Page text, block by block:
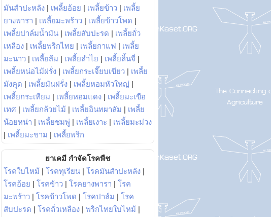
มันสำปะหลัง | เพลี้ยอ้อย | เพลี้ยข้าว | เพลี้ย
ยางพารา | เพลี้ยมะพร้าว | เพลี้ยข้าวโพด |
เพลี้ยปาล์มน้ำมัน | เพลี้ยสับปะรด | เพลี้ยถั่ว
เหลือง | เพลี้ยพริกไทย | เพลี้ยกาแฟ | เพลี้ย
มะนาว | เพลี้ยส้ม | เพลี้ยลำไย | เพลี้ยลิ้นจี่ |
เพลี้ยหน่อไม้ฝรั่ง | เพลี้ยกระเจี๊ยบเขียว | เพลี้ย
มังคุด | เพลี้ยมันฝรั่ง | เพลี้ยหอมหัวใหญ่ |
เพลี้ยกระเทียม | เพลี้ยหอมแดง | เพลี้ยมะเขือ
เทศ | เพลี้ยกล้วยไม้ | เพลี้ยอินทผาลัม | เพลี้ย
น้อยหน่า | เพลี้ยชมพู่ | เพลี้ยเงาะ | เพลี้ยมะม่วง
| เพลี้ยมะขาม | เพลี้ยพริก
ยาเคมี กำจัดโรคพืช
โรคใบไหม้ | โรคทุเรียน | โรคมันสำปะหลัง |
โรคอ้อย | โรคข้าว | โรคยางพารา | โรค
มะพร้าว | โรคข้าวโพด | โรคปาล์ม | โรค
สับปะรด | โรคถั่วเหลือง | พริกไทยใบไหม้ |